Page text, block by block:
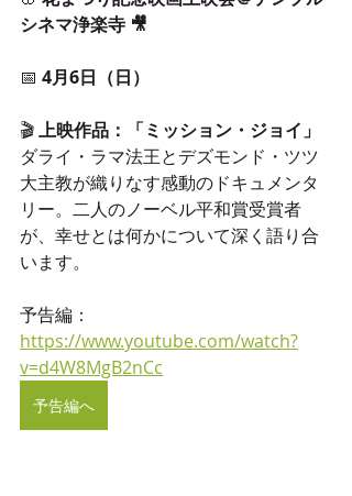
シネマ浄楽寺 🎥
📅 4月6日（日）
🎬 上映作品：「ミッション・ジョイ」
ダライ・ラマ法王とデズモンド・ツツ
大主教が織りなす感動のドキュメンタ
リー。二人のノーベル平和賞受賞者
が、幸せとは何かについて深く語り合
います。
予告編：
https://www.youtube.com/watch?
v=d4W8MgB2nCc
予告編へ